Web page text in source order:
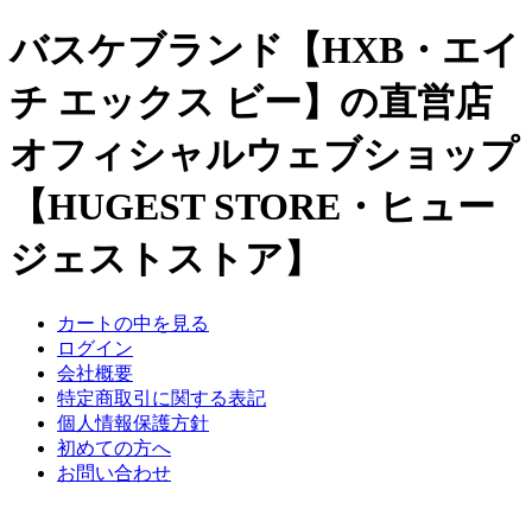
バスケブランド【HXB・エイ
チ エックス ビー】の直営店
オフィシャルウェブショップ
【HUGEST STORE・ヒュー
ジェストストア】
カートの中を見る
ログイン
会社概要
特定商取引に関する表記
個人情報保護方針
初めての方へ
お問い合わせ